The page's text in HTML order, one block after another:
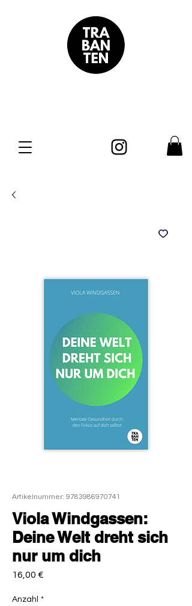
Artikelnummer: 9783986970741
Viola Windgassen:
Deine Welt dreht sich
nur um dich
16,00 €
Anzahl *